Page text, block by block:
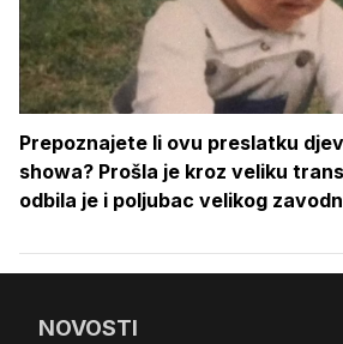
Prepoznajete li ovu preslatku
showa? Prošla je kroz veliku
odbila je i poljubac velikog
NOVOSTI